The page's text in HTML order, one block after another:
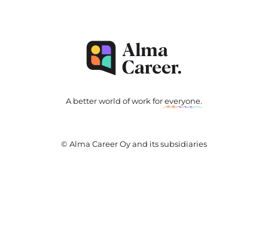
A better world of work foreveryone.
© Alma Career Oy and its subsidiaries